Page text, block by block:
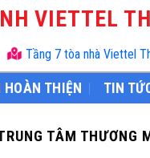
VIETTEL
Tầng 7 tòa nhà Viettel
HOÀN THIỆN TIN
TÂM THƯƠNG